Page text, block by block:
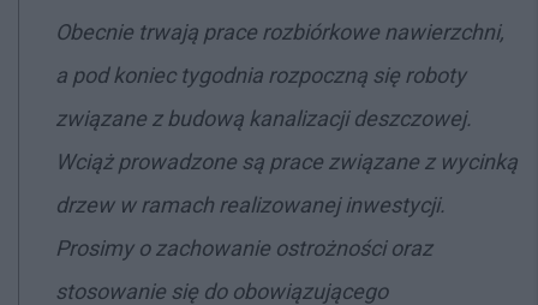
Obecnie trwają prace rozbiórkowe nawierzchni,
a pod koniec tygodnia rozpoczną się roboty
związane z budową kanalizacji deszczowej.
Wciąż prowadzone są prace związane z wycinką
drzew w ramach realizowanej inwestycji.
Prosimy o zachowanie ostrożności oraz
stosowanie się do obowiązującego